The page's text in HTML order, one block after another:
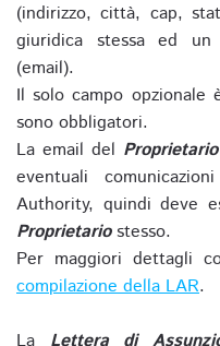
(indirizzo, città, cap,
giuridica stessa ed
(email).
Il solo campo
sono obbligatori.
La email del Proprietario
eventuali
Authority, quindi deve
Proprietariostesso.
Per maggiori dettagli
compilazione della LAR.